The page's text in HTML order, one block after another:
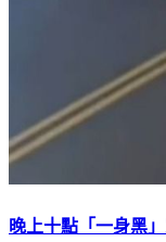
晚上十點「一身黑